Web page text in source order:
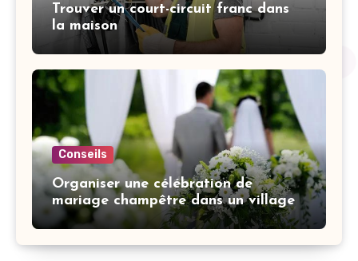
Trouver un court-circuit franc dans
la maison
Conseils
Organiser une célébration de
mariage champêtre dans un village